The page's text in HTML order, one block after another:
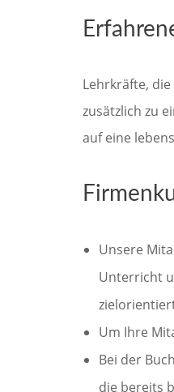
Lehrkräfte,
zusätzlich zu
auf eine
Unsere
Unterricht
Um Ihre
Bei der
die bereits